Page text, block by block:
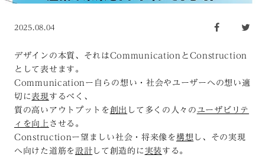
2025.08.04
デザインの本質、それはCommunicationとConstruction
として表せます。
Communicationー自らの想い・社会やユーザーへの想い適
切に表現 するべく、
質の高いアウトプットを 創出 して多くの人々の ユーザビリテ
ィを向上 させる。
Constructionー望ましい社会・将来像を 構想 し、その実現
へ向けた道筋を 設計 して創造的に 実装 する。